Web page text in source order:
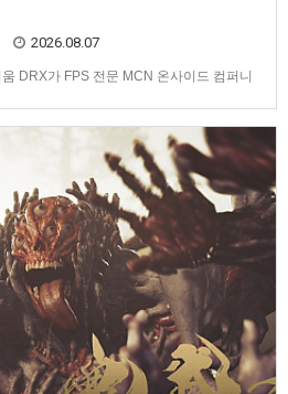
2026.08.07
DRX가 FPS 전문 MCN 온사이드 컴퍼니
화를 위한 업무 협약(MOU)을 체결했다고
양선일 대표이사, …